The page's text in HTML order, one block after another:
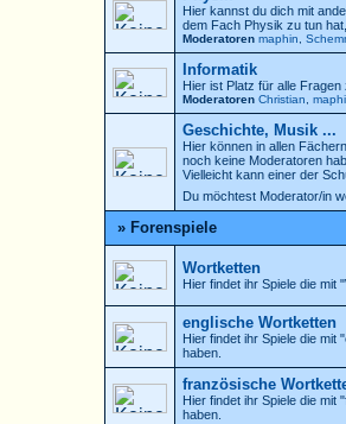
Hier kannst du dich mit
dem Fach Physik zu tun
Moderatoren maphin
Informatik
Hier ist Platz für alle
Moderatoren Christian
Geschichte, Musik ...
Hier können in allen
noch keine Moderatoren
Vielleicht kann einer der
Du möchtest Moderator/in
» Forenspiele
Wortketten
Hier findet ihr Spiele die
englische Wortketten
Hier findet ihr Spiele die mit
haben.
französische
Hier findet ihr Spiele die
haben.